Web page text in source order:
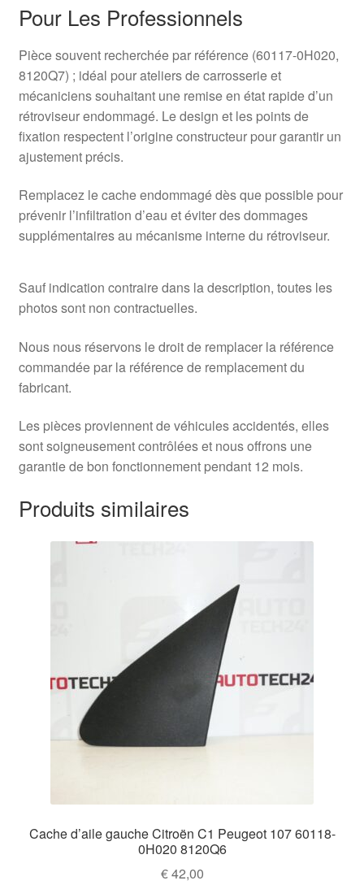
Pour Les Professionnels
Pièce souvent recherchée par référence (60117-0H020,
8120Q7) ; idéal pour ateliers de carrosserie et
mécaniciens souhaitant une remise en état rapide d’un
rétroviseur endommagé. Le design et les points de
fixation respectent l’origine constructeur pour garantir un
ajustement précis.
Remplacez le cache endommagé dès que possible pour
prévenir l’infiltration d’eau et éviter des dommages
supplémentaires au mécanisme interne du rétroviseur.
Sauf indication contraire dans la description, toutes les
photos sont non contractuelles.
Nous nous réservons le droit de remplacer la référence
commandée par la référence de remplacement du
fabricant.
Les pièces proviennent de véhicules accidentés, elles
sont soigneusement contrôlées et nous offrons une
garantie de bon fonctionnement pendant 12 mois.
Produits similaires
Cache d’aile gauche Citroën C1 Peugeot 107 60118-
0H020 8120Q6
€42,00